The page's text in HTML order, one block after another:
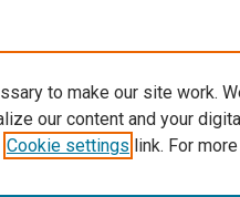
to make our site work.
our content and your
Cookie settings link. For